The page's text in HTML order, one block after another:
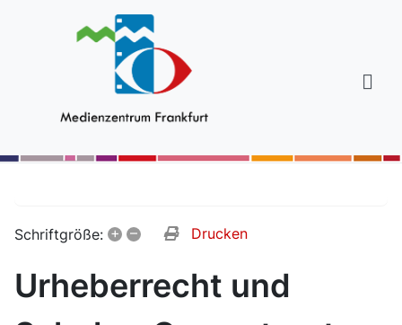
Schriftgröße: + – Drucken
Urheberrecht und